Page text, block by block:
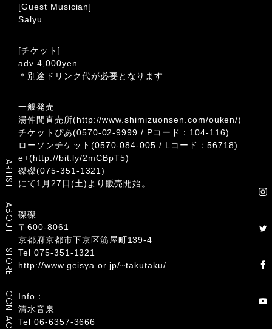
ARTIST
ABOUT
STORE
CONTACT
[Guest Musician]
Salyu
[チケット]
adv 4,000yen
＊別途ドリンク代が必要となります
一般発売
湯仲間直売所(http://www.shimizuonsen.com/ouken/)
チケットぴあ(0570-02-9999 / Pコード：104-116)
ローソンチケット (0570-084-005 / Lコード：56718)
e+(http://bit.ly/2mCBpT5)
磔磔(075-351-1321)
にて1月27日(土)より販売開始。
磔磔
〒 600-8061
京都府京都市下京区筋屋町139-4
Tel 075-351-1321
http://www.geisya.or.jp/~takutaku/
Info：
清水音泉
Tel 06-6357-3666